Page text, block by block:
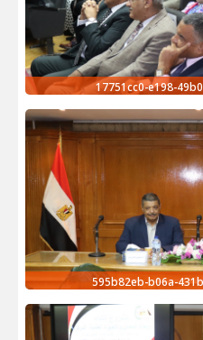
17751cc0-e198-
595b82eb-b06a-